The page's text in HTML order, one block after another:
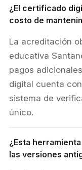
¿El certificado
costo de
La acreditación
educativa
pagos
digital cuenta
sistema de
único.
¿Esta
las versiones